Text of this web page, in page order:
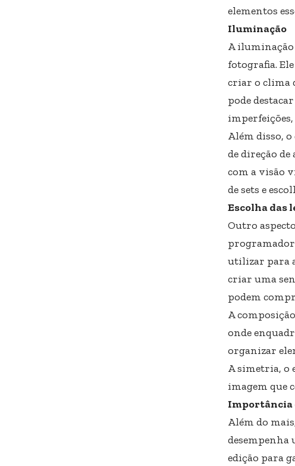
elementos
Iluminação
A
fotografia.
criar o clima
pode
Além disso,
de direção
com a visão
de sets e
Escolha das
Outro
programador
utilizar para
criar uma
podem
A
onde
organizar
A simetria, o
imagem que
Importância
Além do
desempenha
edição para